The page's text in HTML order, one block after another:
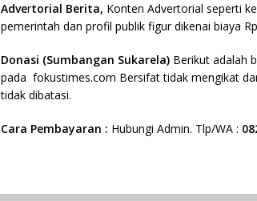
Advertorial Berita, Konten Advertorial seperti
pemerintah dan profil publik figur dikenai biaya
Donasi (Sumbangan Sukarela) Berikut adalah
pada fokustimes.com Bersifat tidak mengikat
tidak dibatasi.
Cara Pembayaran : Hubungi Admin. Tlp/WA :